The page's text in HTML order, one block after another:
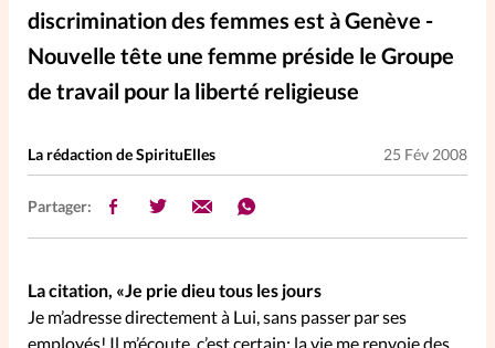
La Bible au féminin
Lifestyle
Littérature
PersonnElles
RelationnElles
Shopping Spi
discrimination des femmes est à Genève -
Nouvelle tête une femme préside le Groupe
de travail pour la liberté religieuse
La rédaction de SpirituElles 25 Fév 2008
Partager:
La citation, «Je prie dieu tous les jours
Je m’adresse directement à Lui, sans passer par ses
employés! Il m’écoute, c’est certain: la vie me renvoie des